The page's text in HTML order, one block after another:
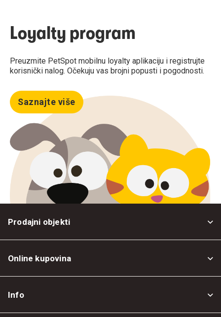
Loyalty program
Preuzmite PetSpot mobilnu loyalty aplikaciju i registrujte
korisnički nalog. Očekuju vas brojni popusti i pogodnosti.
Saznajte više
Prodajni objekti
Online kupovina
Info